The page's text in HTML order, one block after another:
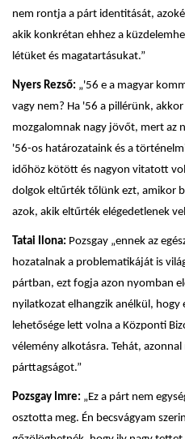
nem rontja a párt identitását,
akik konkrétan ehhez a
létüket és magatartásukat.”
Nyers Rezső: „'56 e a magyar
vagy nem? Ha '56 a pillérünk,
mozgalomnak nagy jövőt, mert az
'56-os határozataink és a
időhöz kötött és nagyon vitatott
dolgok eltűrték tőlünk ezt, amikor
azok, akik eltűrték elégedetlenek
Tatai Ilona: Pozsgay „ennek az
hozatalnak a problematikáját is
pártban, ezt fogja azon nyomban
nyilatkozat elhangzik anélkül, hogy
lehetősége lett volna a Központi
vélemény alkotásra. Tehát,
párttagságot.”
Pozsgay Imre: „Ez a párt nem
osztotta meg. Én becsvágyam